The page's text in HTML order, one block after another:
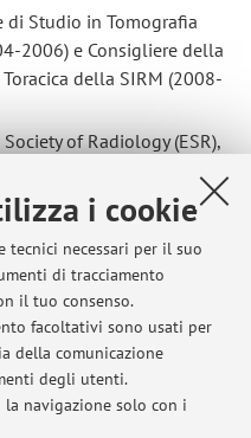
i cookie
necessari per il suo
di tracciamento
il tuo consenso.
facoltativi sono usati per
della comunicazione
degli utenti.
navigazione solo con i
di Studio in Tomografia
2006) e Consigliere della
della SIRM (2008-
of Radiology (ESR),
Imaging (ESOI) e della
(RSNA).
and Lymphoma,
Yonsei Medical Journal,
(111 su riviste
o atti in